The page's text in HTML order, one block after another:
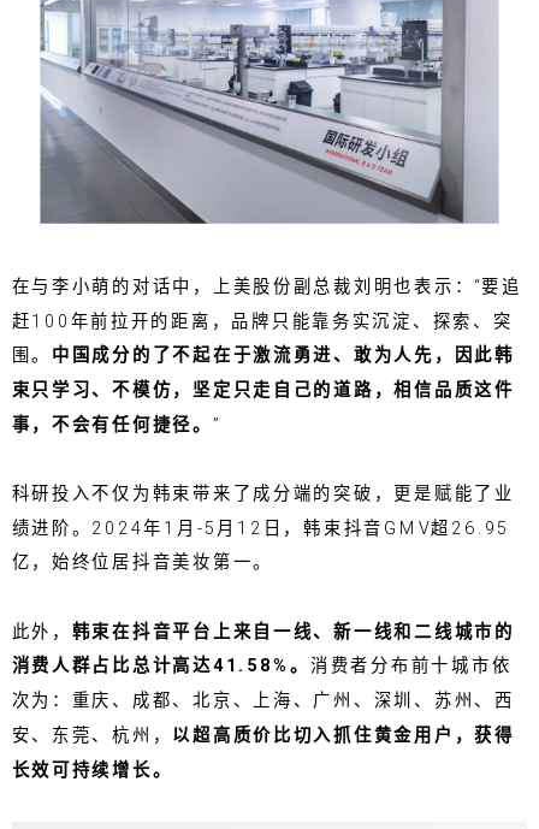
在与李小萌的对话中，上美股份副总裁刘明也表示：“要追
赶100年前拉开的距离，品牌只能靠务实沉淀、探索、突
围。 中国成分的了不起在于激流勇进、敢为人先，因此韩
束只学习、不模仿，坚定只走自己的道路，相信品质这件
事，不会有任何捷径。 ”
科研投入不仅为韩束带来了成分端的突破，更是赋能了业
绩进阶。2024年1月-5月12日，韩束抖音GMV超26.95
亿，始终位居抖音美妆第一。
此外， 韩束在抖音平台上来自一线、新一线和二线城市的
消费人群占比总计高达41.58%。消费者分布前十城市依
次为：重庆、成都、北京、上海、广州、深圳、苏州、西
安、东莞、杭州， 以超高质价比切入抓住黄金用户，获得
长效可持续增长。